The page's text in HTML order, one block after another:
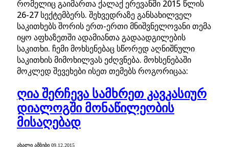
რომელიც გაიმართა ქალაქ ერევანში 2015 წლის
26-27 სექტემბერს. შეხვედრაზე განსახილველ
საკითხებს შორის ერთ-ერთი მნიშვნელოვანი თემა
იყო აფხაზეთში ადამიანთა გადაადგილების
საკითხი. ჩემი მოხსენებაც სწორედ აღნიშნული
საკითხის მიმოხილვას ეძღვნება. მოხსენებაში
მოკლედ შევეხები ისეთ თემებს როგორიცაა:
ღია შერჩევა სამხრეთ კავკასიურ
დიალოგში მონაწილეობის
მისაღებად
ᲐᲮᲐᲚᲘ ᲐᲛᲑᲔᲑᲘ 09.12.2015